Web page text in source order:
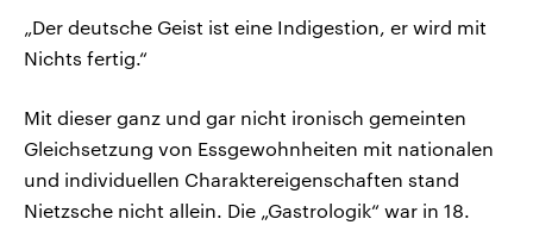
„Der deutsche Geist ist eine Indigestion, er wird mit
Nichts fertig.“
Mit dieser ganz und gar nicht ironisch gemeinten
Gleichsetzung von Essgewohnheiten mit nationalen
und individuellen Charaktereigenschaften stand
Nietzsche nicht allein. Die „Gastrologik“ war in 18.